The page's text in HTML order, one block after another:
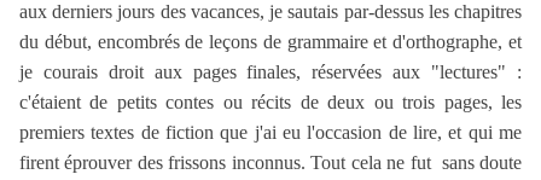
aux derniers jours des vacances, je sautais par-dessus les chapitres
du début, encombrés de leçons de grammaire et d'orthographe, et
je courais droit aux pages finales, réservées aux "lectures" :
c'étaient de petits contes ou récits de deux ou trois pages, les
premiers textes de fiction que j'ai eu l'occasion de lire, et qui me
firent éprouver des frissons inconnus. Tout cela ne fut sans doute